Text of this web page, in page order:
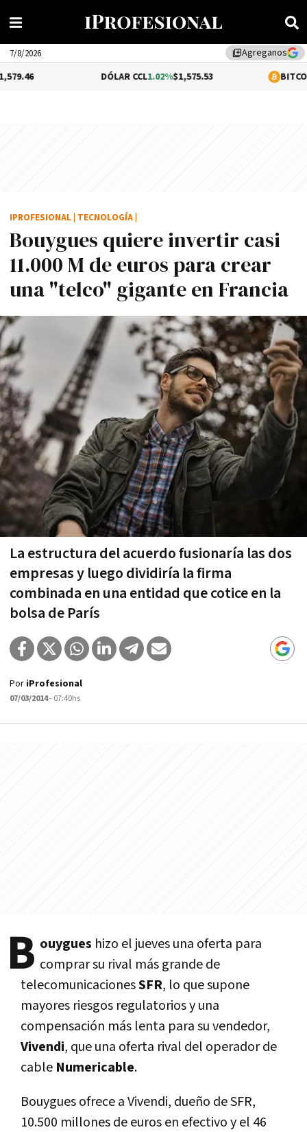
library_addAgreganos
7/8/2026
1.02%$1,575.53 BITCOIN0.15%
Bouygues quiere invertir casi
11.000 M de euros para crear
una "telco" gigante en Francia
La estructura del acuerdo fusionaría las dos
empresas y luego dividiría la firma
combinada en una entidad que cotice en la
bolsa de París
IPROFESIONAL TECNOLOGÍA
Por iProfesional
07/03/2014- 07:40hs
B ouygues hizo el jueves una oferta para
comprar su rival más grande de
telecomunicacionesSFR, lo que supone
mayores riesgos regulatorios y una
compensación más lenta para su vendedor,
Vivendi, que una oferta rival del operador de
cable Numericable.
Bouygues ofrece a Vivendi, dueño de SFR,
10.500 millones de euros en efectivo y el 46